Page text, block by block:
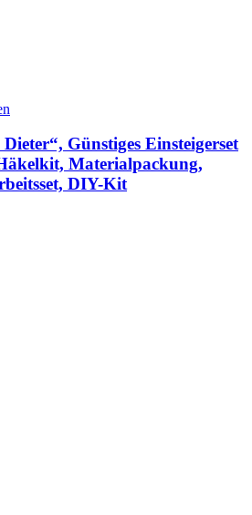
Günstiges Einsteigerset
Materialpackung,
DIY-Kit